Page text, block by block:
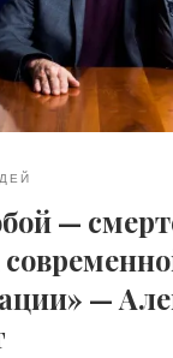
соображениями о
очень серьезную
в связи с
—
—